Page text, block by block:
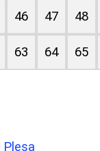
46 47 48
63 64 65